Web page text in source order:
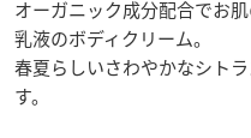
オーガニック成分配合でお
乳液のボディクリーム。
春夏らしいさわやかなシト
す。